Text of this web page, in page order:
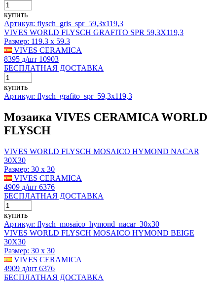
купить
Артикул: flysch_gris_spr_59,3x119,3
VIVES WORLD FLYSCH GRAFITO SPR 59,3X119,3
Размер: 119.3 x 59.3
VIVES CERAMICA
8395 д/шт 10903
БЕСПЛАТНАЯ ДОСТАВКА
купить
Артикул: flysch_grafito_spr_59,3x119,3
Мозаика VIVES CERAMICA WORLD
FLYSCH
VIVES WORLD FLYSCH MOSAICO HYMOND NACAR
30X30
Размер: 30 x 30
VIVES CERAMICA
4909 д/шт 6376
БЕСПЛАТНАЯ ДОСТАВКА
купить
Артикул: flysch_mosaico_hymond_nacar_30x30
VIVES WORLD FLYSCH MOSAICO HYMOND BEIGE
30X30
Размер: 30 x 30
VIVES CERAMICA
4909 д/шт 6376
БЕСПЛАТНАЯ ДОСТАВКА